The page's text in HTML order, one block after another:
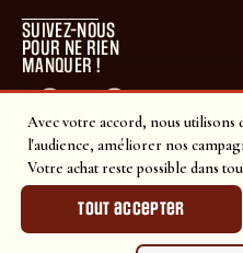
Avec votre accord, nous utilisons
l'audience, améliorer nos
Votre achat reste possible dans
Tout accepter
SUIVEZ-NOUS
POUR NE RIEN
MANQUER !